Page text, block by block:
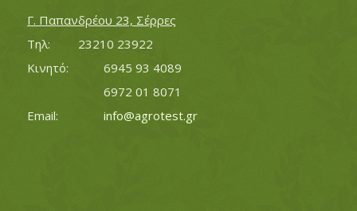
Γ. Παπανδρέου 23, Σέρρες
Τηλ:		23210 23922
Κινητό:		6945 93 4089
			6972 01 8071
info@agrotest.gr